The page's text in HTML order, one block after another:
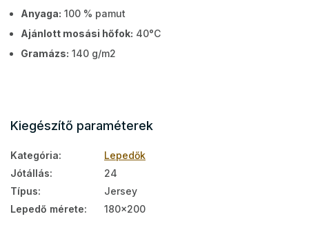
Anyaga: 100 % pamut
Ajánlott mosási hőfok: 40°C
Gramázs: 140 g/m2
Kiegészítő paraméterek
Kategória:
Lepedők
Jótállás:
24
Típus:
Jersey
Lepedő mérete: 180x200